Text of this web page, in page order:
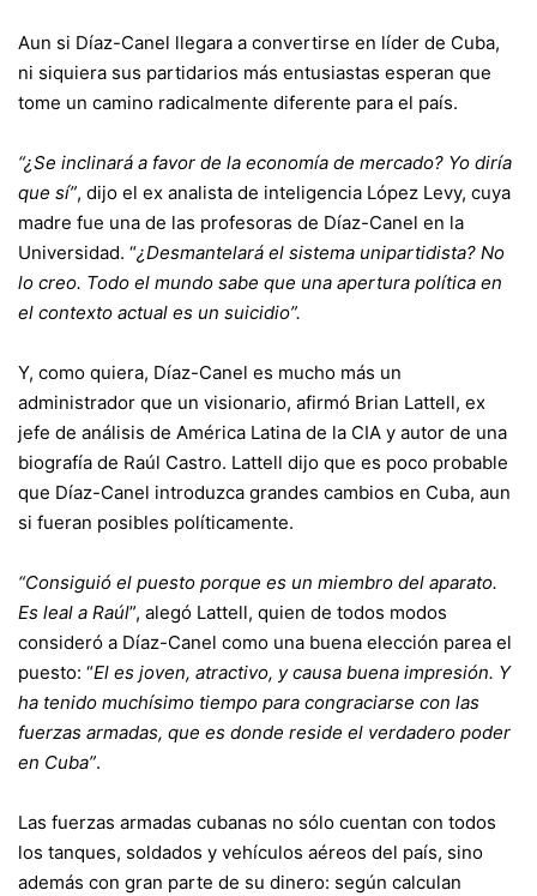
Aun si Díaz-Canel llegara a convertirse en líder de Cuba,
ni siquiera sus partidarios más entusiastas esperan que
tome un camino radicalmente diferente para el país.
“¿Se inclinará a favor de la economía de mercado? Yo diría
que sí”, dijo el ex analista de inteligencia López Levy, cuya
madre fue una de las profesoras de Díaz-Canel en la
Universidad. “¿Desmantelará el sistema unipartidista? No
lo creo. Todo el mundo sabe que una apertura política en
el contexto actual es un suicidio”.
Y, como quiera, Díaz-Canel es mucho más un
administrador que un visionario, afirmó Brian Lattell, ex
jefe de análisis de América Latina de la CIA y autor de una
biografía de Raúl Castro. Lattell dijo que es poco probable
que Díaz-Canel introduzca grandes cambios en Cuba, aun
si fueran posibles políticamente.
“Consiguió el puesto porque es un miembro del aparato.
Es leal a Raúl”, alegó Lattell, quien de todos modos
consideró a Díaz-Canel como una buena elección parea el
puesto: “El es joven, atractivo, y causa buena impresión. Y
ha tenido muchísimo tiempo para congraciarse con las
fuerzas armadas, que es donde reside el verdadero poder
en Cuba”.
Las fuerzas armadas cubanas no sólo cuentan con todos
los tanques, soldados y vehículos aéreos del país, sino
además con gran parte de su dinero: según calculan